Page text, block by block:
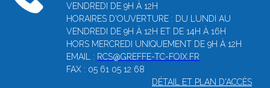
VENDREDI DE 9H À 12H
HORAIRES D'OUVERTURE : DU LUNDI AU
VENDREDI DE 9H À 12H ET DE 14H À 16H
HORS MERCREDI UNIQUEMENT DE 9H À 12H
EMAIL : RCS@GREFFE-TC-FOIX.FR
FAX : 05 61 05 12 68
DÉTAIL ET PLAN D'ACCÈS